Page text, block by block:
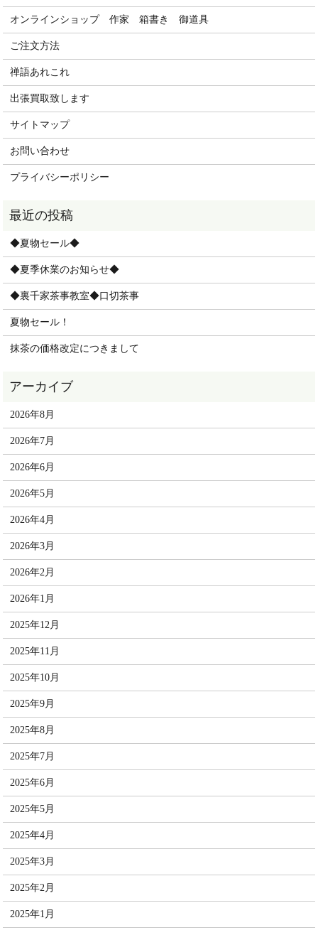
オンラインショップ 作家 箱書き 御道具
ご注文方法
禅語あれこれ
出張買取致します
サイトマップ
お問い合わせ
プライバシーポリシー
◆夏物セール◆
◆夏季休業のお知らせ◆
◆裏千家茶事教室◆口切茶事
夏物セール！
抹茶の価格改定につきまして
2026年8月
2026年7月
2026年6月
2026年5月
2026年4月
2026年3月
2026年2月
2026年1月
2025年12月
2025年11月
2025年10月
2025年9月
2025年8月
2025年7月
2025年6月
2025年5月
2025年4月
2025年3月
2025年2月
2025年1月